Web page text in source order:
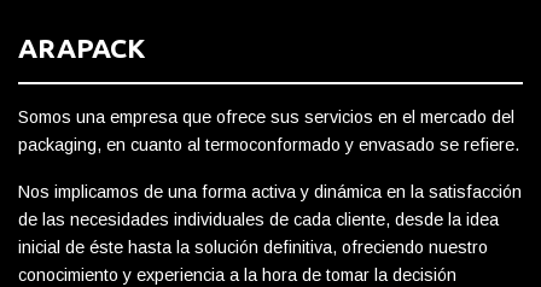
ARAPACK
Somos una empresa que ofrece sus servicios en el mercado del
packaging, en cuanto al termoconformado y envasado se refiere.
Nos implicamos de una forma activa y dinámica en la satisfacción
de las necesidades individuales de cada cliente, desde la idea
inicial de éste hasta la solución definitiva, ofreciendo nuestro
conocimiento y experiencia a la hora de tomar la decisión